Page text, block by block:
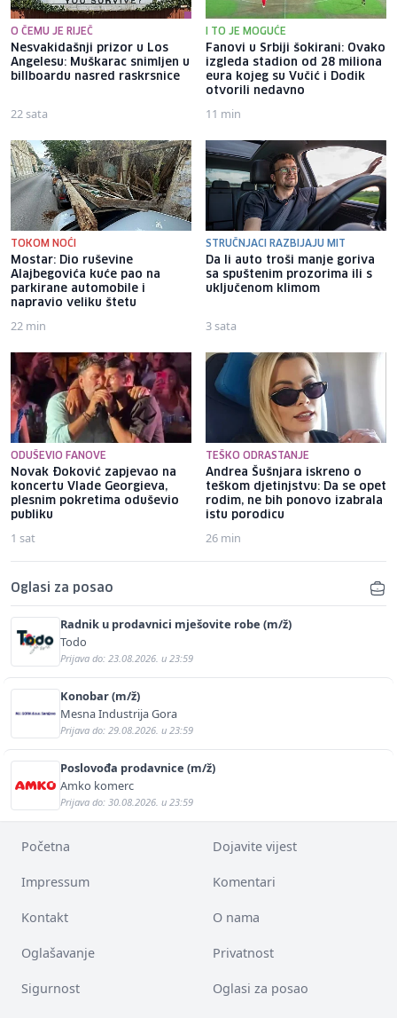
O ČEMU JE RIJEČ
Nesvakidašnji prizor u Los
Angelesu: Muškarac snimljen u
billboardu nasred raskrsnice
22 sata
I TO JE MOGUĆE
Fanovi u Srbiji šokirani: Ovako
izgleda stadion od 28 miliona
eura kojeg su Vučić i Dodik
otvorili nedavno
11 min
TOKOM NOĆI
Mostar: Dio ruševine
Alajbegovića kuće pao na
parkirane automobile i
napravio veliku štetu
22 min
STRUČNJACI RAZBIJAJU MIT
Da li auto troši manje goriva
sa spuštenim prozorima ili s
uključenom klimom
3 sata
ODUŠEVIO FANOVE
Novak Đoković zapjevao na
koncertu Vlade Georgieva,
plesnim pokretima oduševio
publiku
1 sat
TEŠKO ODRASTANJE
Andrea Šušnjara iskreno o
teškom djetinjstvu: Da se opet
rodim, ne bih ponovo izabrala
istu porodicu
26 min
Oglasi za posao
Radnik u prodavnici mješovite robe (m/ž)
Todo
Prijava do: 23.08.2026. u 23:59
Konobar (m/ž)
Mesna Industrija Gora
Prijava do: 29.08.2026. u 23:59
Poslovođa prodavnice (m/ž)
Amko komerc
Prijava do: 30.08.2026. u 23:59
Početna Dojavite vijest
Impressum Komentari
Kontakt O nama
Oglašavanje Privatnost
Sigurnost Oglasi za posao